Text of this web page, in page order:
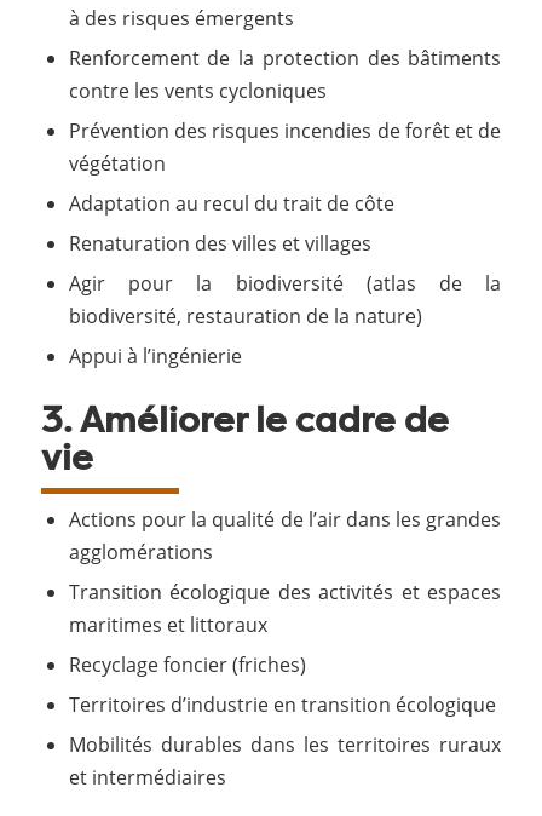
à des risques émergents
Renforcement de la protection des bâtiments
contre les vents cycloniques
Prévention des risques incendies de forêt et de
végétation
Adaptation au recul du trait de côte
Renaturation des villes et villages
Agir pour la biodiversité (atlas de la
biodiversité, restauration de la nature)
Appui à l’ingénierie
3. Améliorer le cadre de
vie
Actions pour la qualité de l’air dans les grandes
agglomérations
Transition écologique des activités et espaces
maritimes et littoraux
Recyclage foncier (friches)
Territoires d’industrie en transition écologique
Mobilités durables dans les territoires ruraux
et intermédiaires